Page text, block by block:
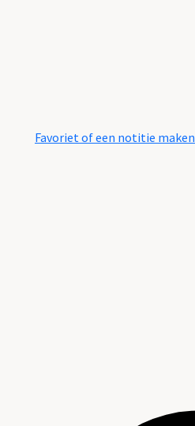
Favoriet of een notitie maken